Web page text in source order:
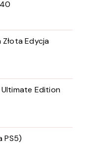
Edycja
Edition
PS5)